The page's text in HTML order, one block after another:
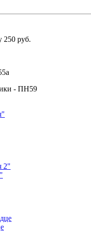
250 руб.
- ПН59